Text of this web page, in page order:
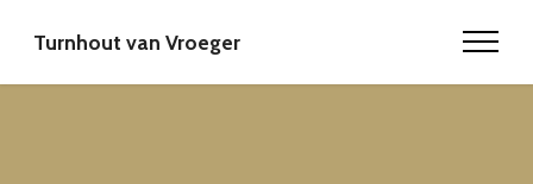
Turnhout van Vroeger